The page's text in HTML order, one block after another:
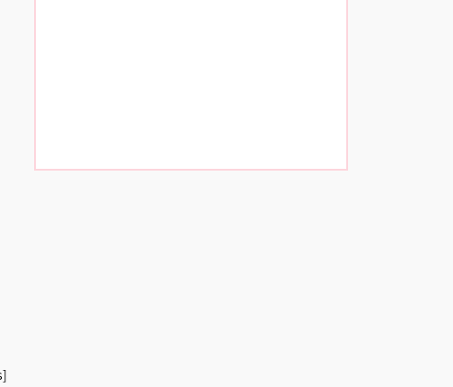
[js-disqus]